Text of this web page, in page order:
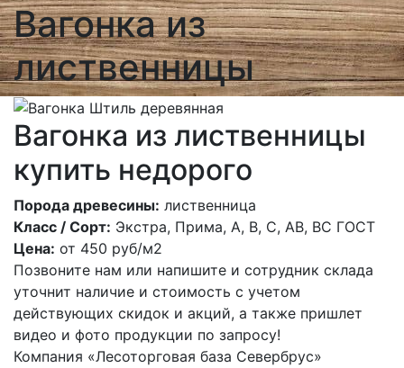
Вагонка из
лиственницы
Вагонка из лиственницы
купить недорого
Порода древесины: лиственница
Класс / Сорт: Экстра, Прима, А, В, С, АВ, ВС ГОСТ
Цена: от 450 руб/м2
Позвоните нам или напишите и сотрудник склада
уточнит наличие и стоимость с учетом
действующих скидок и акций, а также пришлет
видео и фото продукции по запросу!
Компания «Лесоторговая база Севербрус»